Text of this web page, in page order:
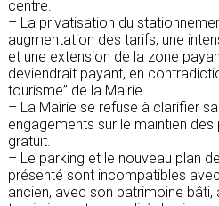
centre.
– La privatisation du
augmentation des tarifs, une
et une extension de la zone
deviendrait payant, en
tourisme” de la Mairie.
– La Mairie se refuse à clarifier
engagements sur le maintien
gratuit.
– Le parking et le nouveau plan
présenté sont incompatibles
ancien, avec son patrimoine